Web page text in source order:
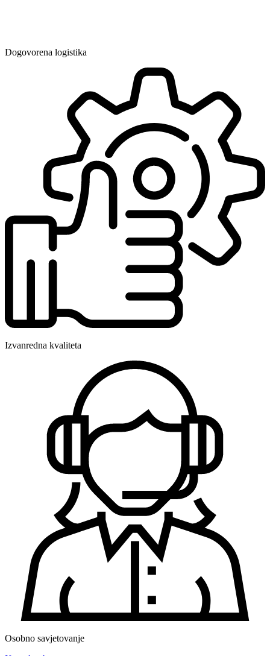
Dogovorena logistika
Izvanredna kvaliteta
Osobno savjetovanje